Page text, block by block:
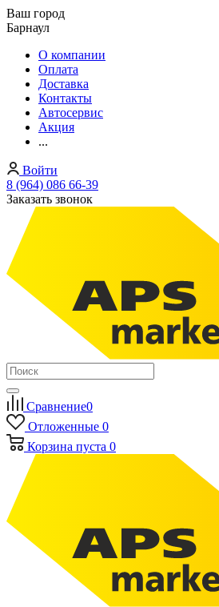
Ваш город
Барнаул
О компании
Оплата
Доставка
Контакты
Автосервис
Акция
...
Войти
8 (964) 086 66-39
Заказать звонок
Сравнение0
Отложенные 0
Корзина пуста 0